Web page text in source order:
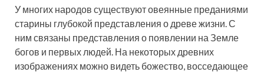
У многих народов существуют овеянные преданиями
старины глубокой представления о древе жизни. С
ним связаны представления о появлении на Земле
богов и первых людей. На некоторых древних
изображениях можно видеть божество, восседающее